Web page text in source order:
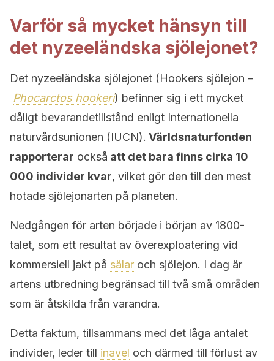
Varför så mycket hänsyn till
det nyzeeländska sjölejonet?
Det nyzeeländska sjölejonet (Hookers sjölejon –
Phocarctos hookeri) befinner sig i ett mycket
dåligt bevarandetillstånd enligt Internationella
naturvårdsunionen (IUCN). Världsnaturfonden
rapporterar också att det bara finns cirka 10
000 individer kvar, vilket gör den till den mest
hotade sjölejonarten på planeten.
Nedgången för arten började i början av 1800-
talet, som ett resultat av överexploatering vid
kommersiell jakt på sälar och sjölejon. I dag är
artens utbredning begränsad till två små områden
som är åtskilda från varandra.
Detta faktum, tillsammans med det låga antalet
individer, leder till inavel och därmed till förlust av